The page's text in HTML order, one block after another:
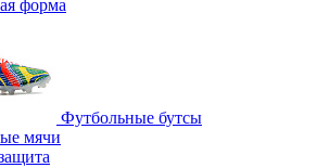
форма
Футбольные бутсы
мячи